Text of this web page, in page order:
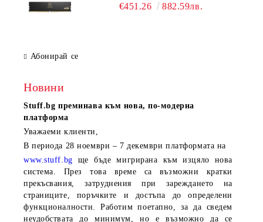
€451.26 882.59лв.
Абонирай се
Новини
Stuff.bg преминава към нова, по-модерна
платформа
Уважаеми клиенти,
В периода 28 ноември – 7 декември платформата на
www.stuff.bg ще бъде мигрирана към изцяло нова
система. През това време са възможни кратки
прекъсвания, затруднения при зареждането на
страниците, поръчките и достъпа до определени
функционалности. Работим поетапно, за да сведем
неудобствата до минимум, но е възможно да се